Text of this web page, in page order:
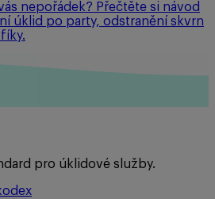
nepořádek? Přečtěte si návod
úklid po party, odstranění skvrn
pro úklidové služby.